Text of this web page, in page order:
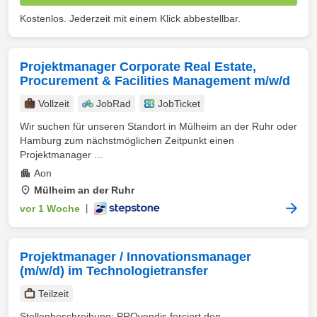
Kostenlos. Jederzeit mit einem Klick abbestellbar.
Projektmanager Corporate Real Estate,
Procurement & Facilities Management m/w/d
Vollzeit JobRad
JobTicket
Wir suchen für unseren Standort in Mülheim an der Ruhr oder
Hamburg zum nächstmöglichen Zeitpunkt einen
Projektmanager ...
Aon
Mülheim an der Ruhr
vor 1 Woche
Projektmanager / Innovationsmanager
(m/w/d) im Technologietransfer
Teilzeit